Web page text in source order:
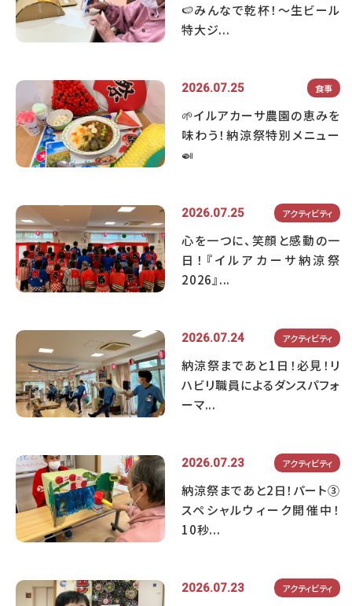
🍉みんなで乾杯！～生ビール
特大ジ...
2026.07.25 食事
🌱イルアカーサ農園の恵みを
味わう！納涼祭特別メニュー
🍛
2026.07.25 アクティビティ
心を一つに、笑顔と感動の一
日！『イルアカーサ納涼祭
2026』...
2026.07.24 アクティビティ
納涼祭まであと1日！必見！リ
ハビリ職員によるダンスパフォ
ーマ...
2026.07.23 アクティビティ
納涼祭まであと2日！パート③
スペシャルウィーク開催中！
10秒...
2026.07.23 アクティビティ